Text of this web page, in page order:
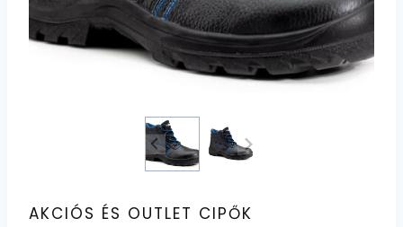
AKCIÓS ÉS OUTLET CIPŐK